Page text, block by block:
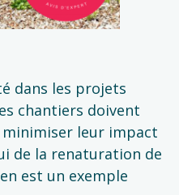
dans les projets
chantiers doivent
minimiser leur impact
de la renaturation de
est un exemple